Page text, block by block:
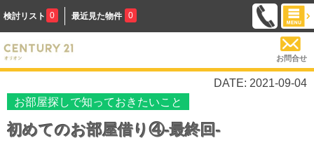
検討リスト 0 最近見た物件 0
お問合せ
DATE: 2021-09-04
お部屋探しで知っておきたいこと
初めてのお部屋借り④-最終回-